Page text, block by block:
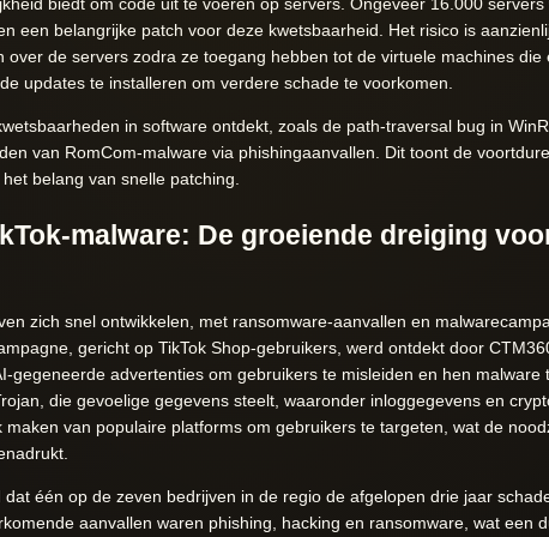
een belangrijke patch voor deze kwetsbaarheid. Het risico is
over de servers zodra ze toegang hebben tot de virtuele machines
updates te installeren om verdere schade te voorkomen.
in software ontdekt, zoals de path-traversal bug in
van RomCom-malware via phishingaanvallen. Dit toont de
belang van snelle patching.
malware: De groeiende dreiging
zich snel ontwikkelen, met ransomware-aanvallen en
gericht op TikTok Shop-gebruikers, werd ontdekt door
gegeneerde advertenties om gebruikers te misleiden en hen malware
die gevoelige gegevens steelt, waaronder inloggegevens en
van populaire platforms om gebruikers te targeten, wat de
één op de zeven bedrijven in de regio de afgelopen drie jaar
aanvallen waren phishing, hacking en ransomware, wat een